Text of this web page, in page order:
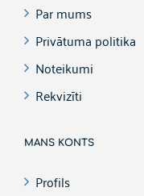
Par mums
Privātuma politika
Noteikumi
Rekvizīti
MANS KONTS
Profils